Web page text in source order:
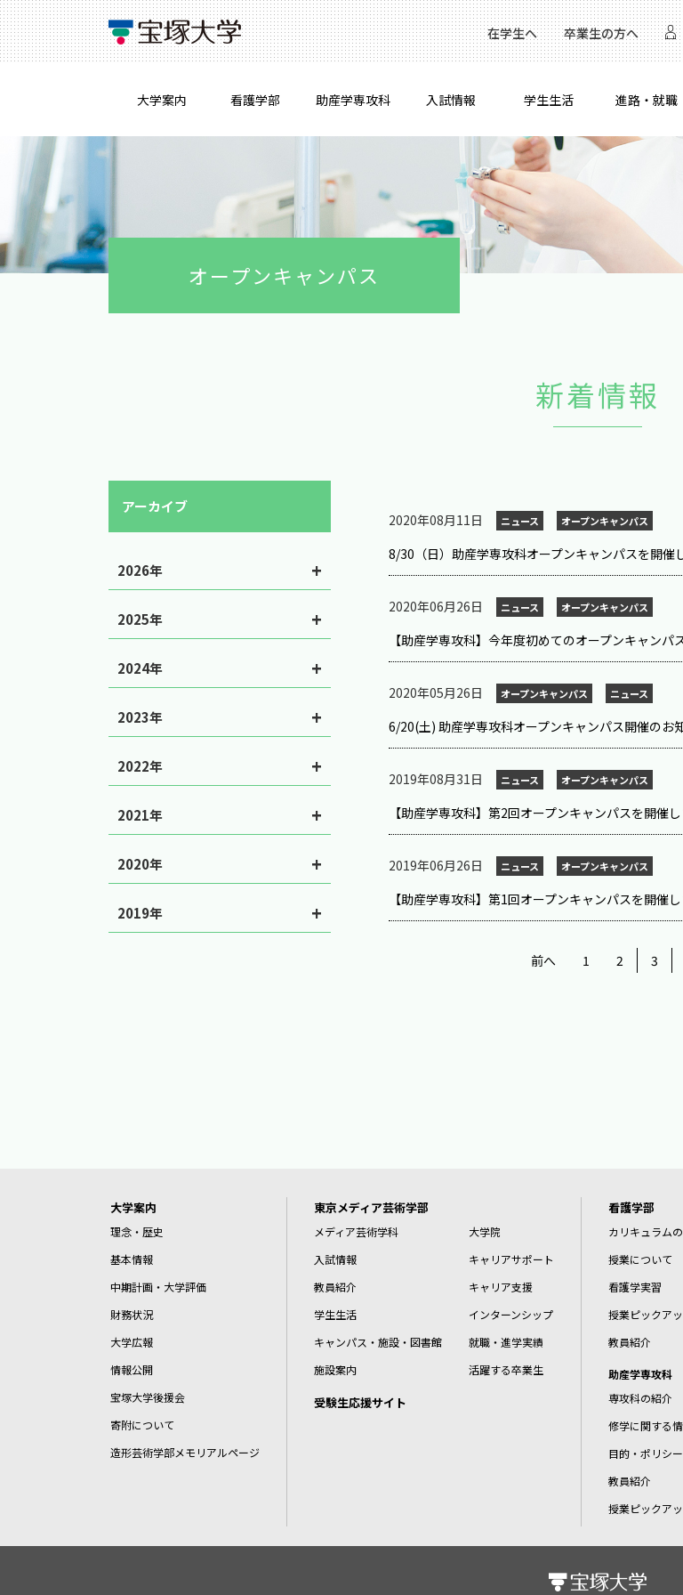
在学生へ 卒業生の方へ
大学案内 看護学部 助産学専攻科 入試情報 学生生活 進路・就職
オープンキャンパス
新着情報
2020年08月11日 ニュース オープンキャンパス
8/30（日）助産学専攻科オープンキャンパスを開催
2020年06月26日 ニュース オープンキャンパス
【助産学専攻科】今年度初めてのオープンキャンパ
2020年05月26日 オープンキャンパス ニュース
6/20(土) 助産学専攻科オープンキャンパス開催のお
2019年08月31日 ニュース オープンキャンパス
【助産学専攻科】第2回オープンキャンパスを開催
2019年06月26日 ニュース オープンキャンパス
【助産学専攻科】第1回オープンキャンパスを開催し
前へ 1 2 3
アーカイブ
2026年
2025年
2024年
2023年
2022年
2021年
2020年
2019年
大学案内
理念・歴史
基本情報
中期計画・大学評価
財務状況
大学広報
情報公開
宝塚大学後援会
寄附について
造形芸術学部メモリアルページ
東京メディア芸術学部
メディア芸術学科
入試情報
教員紹介
学生生活
キャンパス・施設・図書館
施設案内
受験生応援サイト
大学院
キャリアサポート
キャリア支援
インターンシップ
就職・進学実績
活躍する卒業生
看護学部
カリキュラム
授業について
看護学実習
授業ピックア
教員紹介
助産学専攻科
専攻科の紹介
修学に関する
目的・ポリシー
教員紹介
授業ピックア